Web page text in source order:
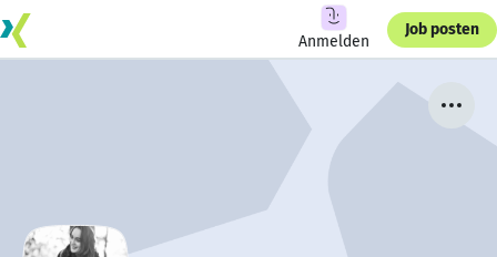
Anmelden
Job posten